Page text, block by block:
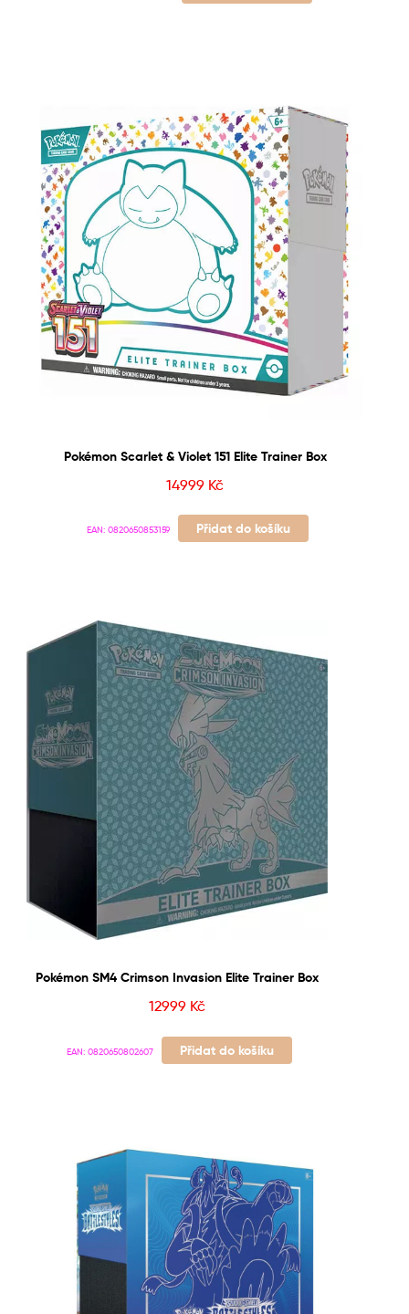
Pokémon Scarlet & Violet 151 Elite Trainer Box
14999 Kč
EAN: 0820650853159 Přidat do košíku
Pokémon SM4 Crimson Invasion Elite Trainer Box
12999 Kč
EAN: 0820650802607 Přidat do košíku